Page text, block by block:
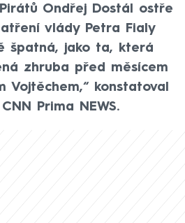
Ondřej Dostál ostře
vlády Petra Fialy
špatná, jako ta, která
zhruba před měsícem
Vojtěchem,“ konstatoval
Prima NEWS.